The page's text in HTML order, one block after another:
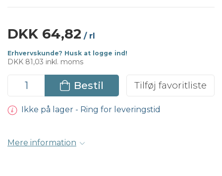
DKK 64,82 / rl
Erhvervskunde? Husk at logge ind!
DKK 81,03 inkl. moms
Bestil Tilføj favoritliste
Ikke på lager - Ring for leveringstid
Mere information